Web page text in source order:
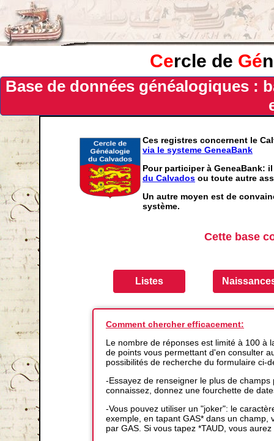
Cercle de Gé
Base de données généalogiques :
Ces registres concernent le
via le systeme GeneaBank
Pour participer à GeneaBank:
du Calvados ou toute autre
Un autre moyen est de
système.
Cette base
Comment chercher efficacement:
Le nombre de réponses est limité à 100 à
de points vous permettant d'en consulter
possibilités de recherche du formulaire ci-
-Essayez de renseigner le plus de
connaissez, donnez une fourchette de
-Vous pouvez utiliser un "joker": le
exemple, en tapant GAS* dans un
par GAS. Si vous tapez *TAUD, vous